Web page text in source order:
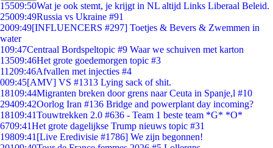
15509:50Wat je ook stemt, je krijgt in NL altijd Links Liberaal Beleid.
25009:49Russia vs Ukraine #91
2009:49[INFLUENCERS #297] Toetjes & Bevers & Zwemmen in
water
109:47Centraal Bordspeltopic #9 Waar we schuiven met karton
13509:46Het grote goedemorgen topic #3
11209:46Afvallen met injecties #4
009:45[AMV] VS #1313 Lying sack of shit.
18109:44Migranten breken door grens naar Ceuta in Spanje,l #10
29409:42Oorlog Iran #136 Bridge and powerplant day incoming?
18109:41Touwtrekken 2.0 #636 - Team 1 beste team *G* *O*
6709:41Het grote dagelijkse Trump nieuws topic #31
19809:41 [Live Eredivisie #1786] We zijn begonnen!